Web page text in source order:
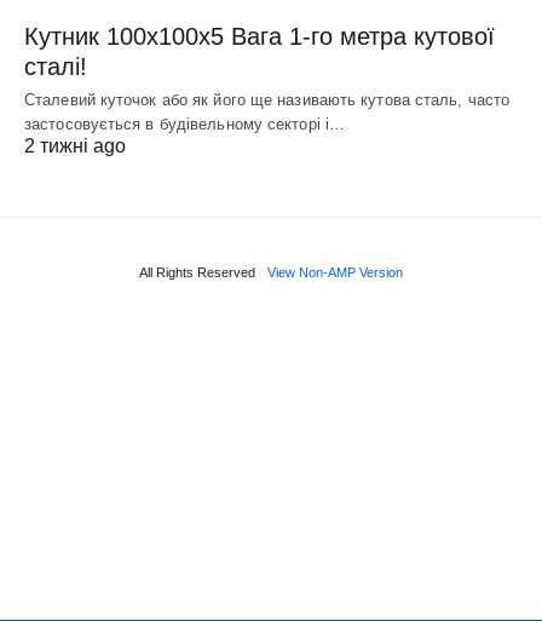
Кутник 100х100х5 Вага 1-го метра кутової
сталі!
Сталевий куточок або як його ще називають кутова сталь, часто
застосовується в будівельному секторі і…
2 тижні ago
All Rights Reserved View Non-AMP Version